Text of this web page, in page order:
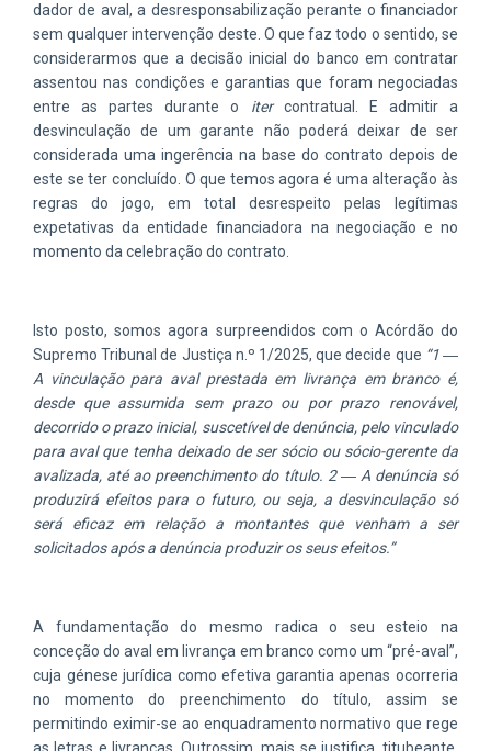
dador de aval, a desresponsabilização perante o financiador
sem qualquer intervenção deste. O que faz todo o sentido, se
considerarmos que a decisão inicial do banco em contratar
assentou nas condições e garantias que foram negociadas
entre as partes durante o iter contratual. E admitir a
desvinculação de um garante não poderá deixar de ser
considerada uma ingerência na base do contrato depois de
este se ter concluído. O que temos agora é uma alteração às
regras do jogo, em total desrespeito pelas legítimas
expetativas da entidade financiadora na negociação e no
momento da celebração do contrato.
Isto posto, somos agora surpreendidos com o Acórdão do
Supremo Tribunal de Justiça n.º 1/2025, que decide que “1 ―
A vinculação para aval prestada em livrança em branco é,
desde que assumida sem prazo ou por prazo renovável,
decorrido o prazo inicial, suscetível de denúncia, pelo vinculado
para aval que tenha deixado de ser sócio ou sócio-gerente da
avalizada, até ao preenchimento do título. 2 ― A denúncia só
produzirá efeitos para o futuro, ou seja, a desvinculação só
será eficaz em relação a montantes que venham a ser
solicitados após a denúncia produzir os seus efeitos.”
A fundamentação do mesmo radica o seu esteio na
conceção do aval em livrança em branco como um “pré-aval”,
cuja génese jurídica como efetiva garantia apenas ocorreria
no momento do preenchimento do título, assim se
permitindo eximir-se ao enquadramento normativo que rege